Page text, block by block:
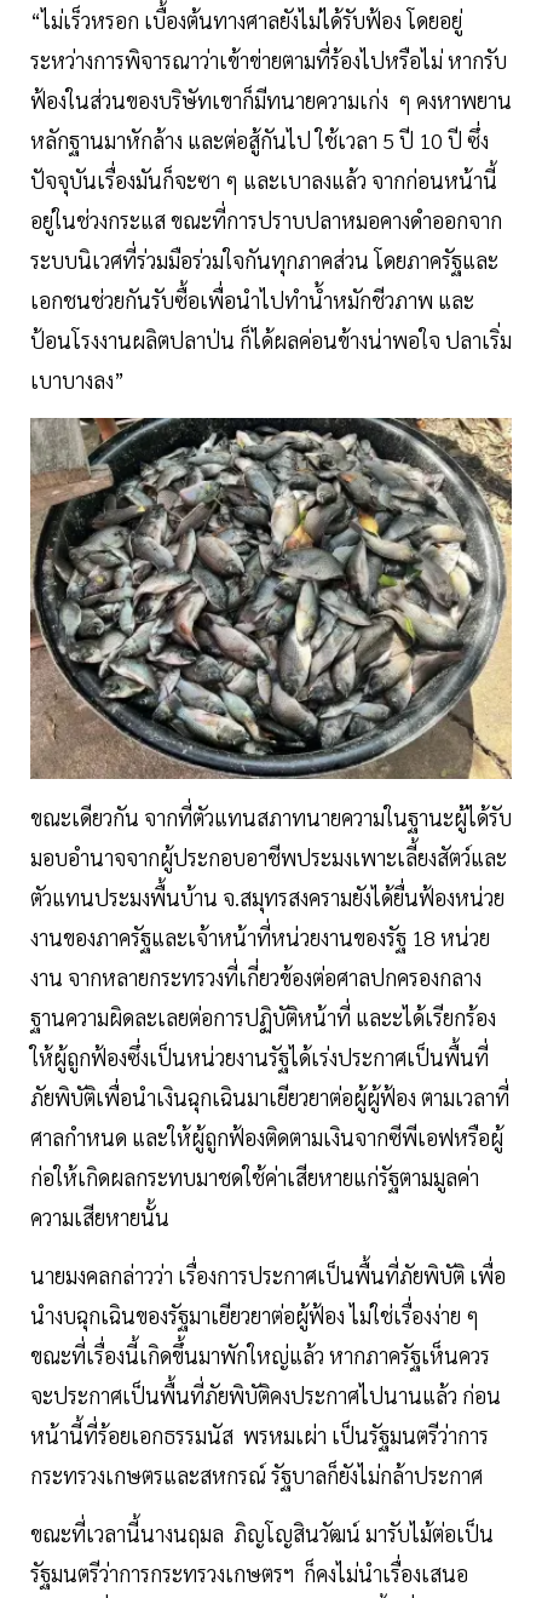
“ไม่เร็วหรอก เบื้องต้นทางศาลยังไม่ได้รับฟ้อง โดยอยู่
ระหว่างการพิจารณาว่าเข้าข่ายตามที่ร้องไปหรือไม่ หากรับ
ฟ้องในส่วนของบริษัทเขาก็มีทนายความเก่ง ๆ คงหาพยาน
หลักฐานมาหักล้าง และต่อสู้กันไป ใช้เวลา 5 ปี 10 ปี ซึ่ง
ปัจจุบันเรื่องมันก็จะซา ๆ และเบาลงแล้ว จากก่อนหน้านี้
อยู่ในช่วงกระแส ขณะที่การปราบปลาหมอคางดำออกจาก
ระบบนิเวศที่ร่วมมือร่วมใจกันทุกภาคส่วน โดยภาครัฐและ
เอกชนช่วยกันรับซื้อเพื่อนำไปทำน้ำหมักชีวภาพ และ
ป้อนโรงงานผลิตปลาป่น ก็ได้ผลค่อนข้างน่าพอใจ ปลาเริ่ม
เบาบางลง”
ขณะเดียวกัน จากที่ตัวแทนสภาทนายความในฐานะผู้ได้รับ
มอบอำนาจจากผู้ประกอบอาชีพประมงเพาะเลี้ยงสัตว์และ
ตัวแทนประมงพื้นบ้าน จ.สมุทรสงครามยังได้ยื่นฟ้องหน่วย
งานของภาครัฐและเจ้าหน้าที่หน่วยงานของรัฐ 18 หน่วย
งาน จากหลายกระทรวงที่เกี่ยวข้องต่อศาลปกครองกลาง
ฐานความผิดละเลยต่อการปฏิบัติหน้าที่ และะได้เรียกร้อง
ให้ผู้ถูกฟ้องซึ่งเป็นหน่วยงานรัฐได้เร่งประกาศเป็นพื้นที่
ภัยพิบัติเพื่อนำเงินฉุกเฉินมาเยียวยาต่อผู้ผู้ฟ้อง ตามเวลาที่
ศาลกำหนด และให้ผู้ถูกฟ้องติดตามเงินจากซีพีเอฟหรือผู้
ก่อให้เกิดผลกระทบมาชดใช้ค่าเสียหายแก่รัฐตามมูลค่า
ความเสียหายนั้น
นายมงคลกล่าวว่า เรื่องการประกาศเป็นพื้นที่ภัยพิบัติ เพื่อ
นำงบฉุกเฉินของรัฐมาเยียวยาต่อผู้ฟ้อง ไม่ใช่เรื่องง่าย ๆ
ขณะที่เรื่องนี้เกิดขึ้นมาพักใหญ่แล้ว หากภาครัฐเห็นควร
จะประกาศเป็นพื้นที่ภัยพิบัติคงประกาศไปนานแล้ว ก่อน
หน้านี้ที่ร้อยเอกธรรมนัส พรหมเผ่า เป็นรัฐมนตรีว่าการ
กระทรวงเกษตรและสหกรณ์ รัฐบาลก็ยังไม่กล้าประกาศ
ขณะที่เวลานี้นางนฤมล ภิญโญสินวัฒน์ มารับไม้ต่อเป็น
รัฐมนตรีว่าการกระทรวงเกษตรฯ ก็คงไม่นำเรื่องเสนอ